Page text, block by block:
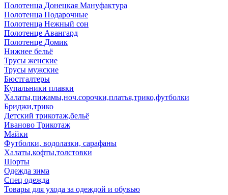
Полотенца Донецкая Мануфактура
Полотенца Подарочные
Полотенца Нежный сон
Полотенце Авангард
Полотенце Домик
Нижнее бельё
Трусы женские
Трусы мужские
Бюстгалтеры
Купальники плавки
Халаты,пижамы,ноч.сорочки,платья,трико,футболки
Бриджи,трико
Детский трикотаж,бельё
Иваново Трикотаж
Майки
Футболки, водолазки, сарафаны
Халаты,кофты,толстовки
Шорты
Одежда зима
Спец одежда
Товары для ухода за одеждой и обувью